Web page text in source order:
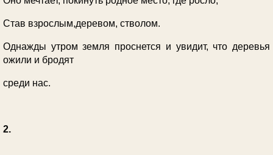
Став взрослым,деревом, стволом.
Однажды утром земля проснется и увидит, что деревья
ожили и бродят
среди нас.
2.